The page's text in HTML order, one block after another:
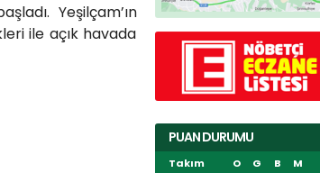
Yeşilçam’ın
ile açık havada
PUAN DURUMU
Takım O G B M